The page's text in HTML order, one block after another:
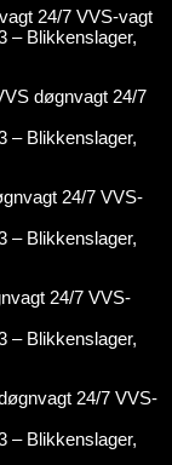
24/7 VVS-vagt
– Blikkenslager,
døgnvagt 24/7
– Blikkenslager,
24/7 VVS-
– Blikkenslager,
24/7 VVS-
– Blikkenslager,
24/7 VVS-
– Blikkenslager,